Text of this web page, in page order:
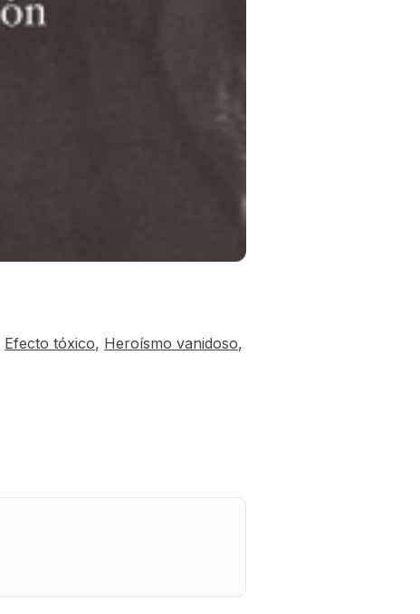
Efecto tóxico, Heroísmo vanidoso,